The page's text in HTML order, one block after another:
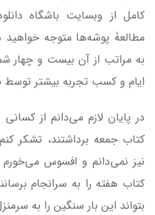
کامل از وبسایت باشگاه
مطالعۀ پوشه‌ها متوجه
به مراتب از آن بیست و چهار
ایام و کسب تجربه بیشتر توسط
در پایان لازم می‌دانم از
کتاب جمعه برداشتند، تشکر
نیز نمی‌دانم و افسوس می‌خورم
کتاب هفته را به سرانجام
بتواند این بار سنگین را به